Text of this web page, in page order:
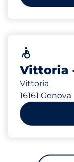
Vittoria
Vittoria
16161 Genova
Senza